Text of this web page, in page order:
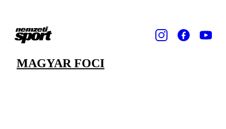
MAGYAR FOCI